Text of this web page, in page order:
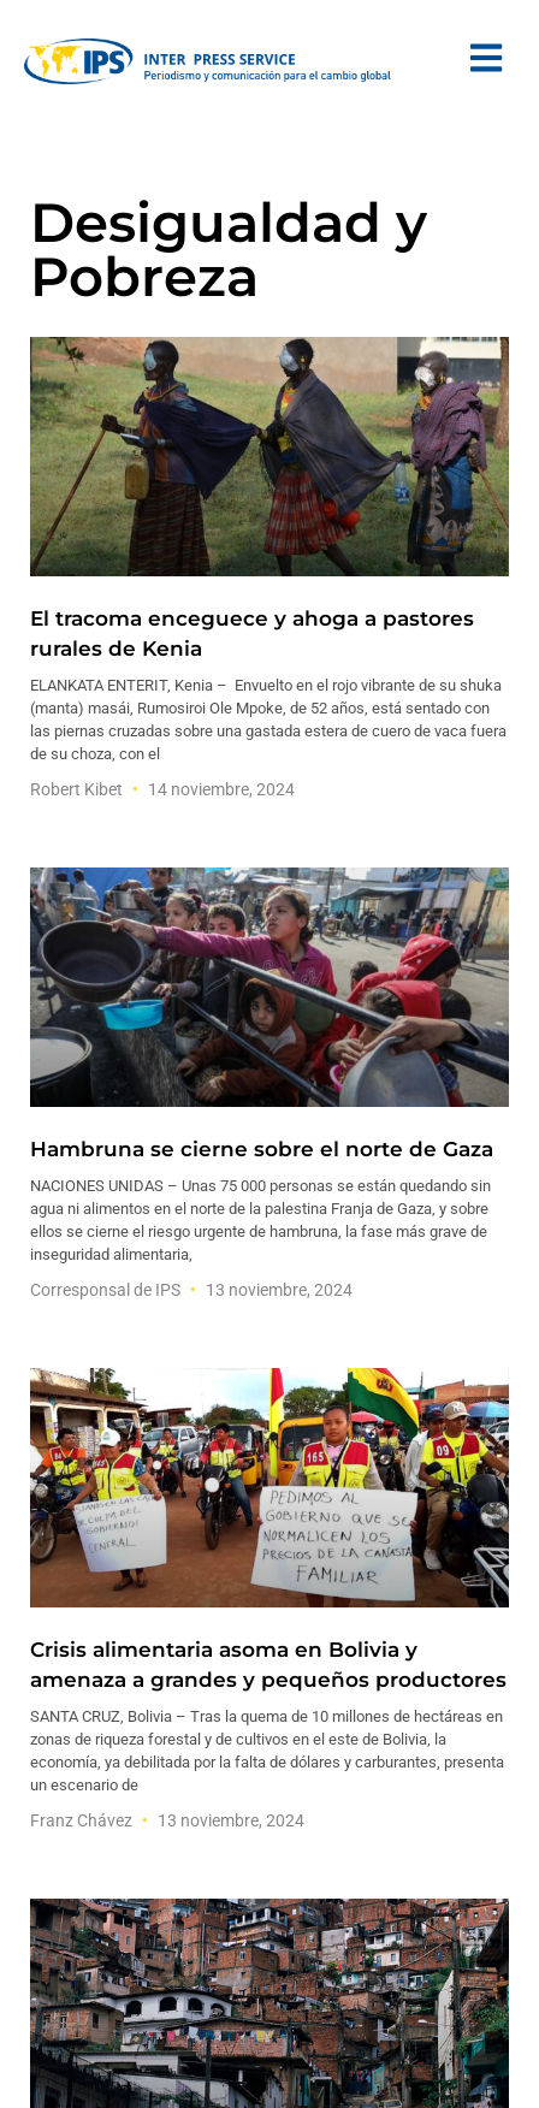
Desigualdad y
Pobreza
El tracoma enceguece y ahoga a pastores
rurales de Kenia
ELANKATA ENTERIT, Kenia – Envuelto en el rojo vibrante de su shuka
(manta) masái, Rumosiroi Ole Mpoke, de 52 años, está sentado con
las piernas cruzadas sobre una gastada estera de cuero de vaca fuera
de su choza, con el
Robert Kibet 14 noviembre, 2024
Hambruna se cierne sobre el norte de Gaza
NACIONES UNIDAS – Unas 75 000 personas se están quedando sin
agua ni alimentos en el norte de la palestina Franja de Gaza, y sobre
ellos se cierne el riesgo urgente de hambruna, la fase más grave de
inseguridad alimentaria,
Corresponsal de IPS 13 noviembre, 2024
Crisis alimentaria asoma en Bolivia y
amenaza a grandes y pequeños productores
SANTA CRUZ, Bolivia – Tras la quema de 10 millones de hectáreas en
zonas de riqueza forestal y de cultivos en el este de Bolivia, la
economía, ya debilitada por la falta de dólares y carburantes, presenta
un escenario de
Franz Chávez 13 noviembre, 2024